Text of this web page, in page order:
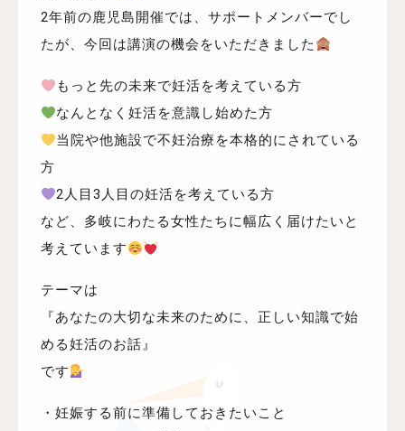
2年前の鹿児島開催では、サポートメンバーでし
たが、今回は講演の機会をいただきました
もっと先の未来で妊活を考えている方
なんとなく妊活を意識し始めた方
当院や他施設で不妊治療を本格的にされている
方
2人目3人目の妊活を考えている方
など、多岐にわたる女性たちに幅広く届けたいと
考えています
テーマは
『あなたの大切な未来のために、正しい知識で始
める妊活のお話』
です
・妊娠する前に準備しておきたいこと